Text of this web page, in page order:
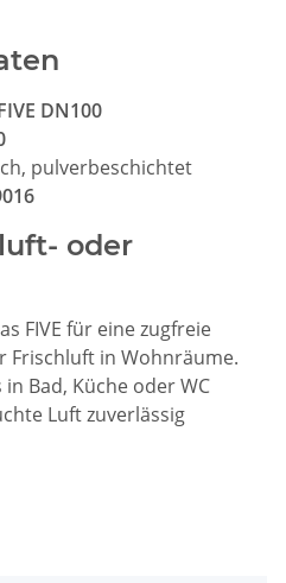
DN100
pulverbeschichtet
oder
FIVE für eine zugfreie
Frischluft in Wohnräume.
Bad, Küche oder WC
Luft zuverlässig